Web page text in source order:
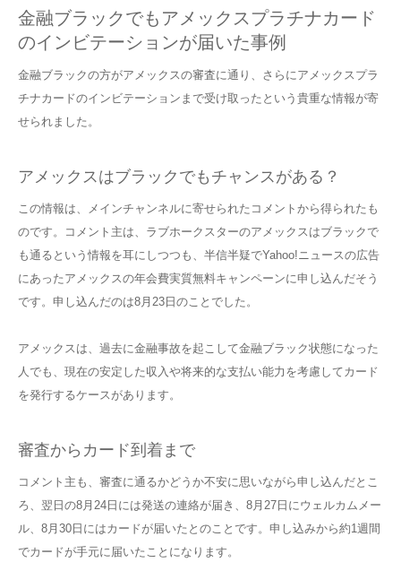
金融ブラックでもアメックスプラチナカード
のインビテーションが届いた事例
金融ブラックの方がアメックスの審査に通り、さらにアメックスプラ
チナカードのインビテーションまで受け取ったという貴重な情報が寄
せられました。
アメックスはブラックでもチャンスがある？
この情報は、メインチャンネルに寄せられたコメントから得られたも
のです。コメント主は、ラブホークスターのアメックスはブラックで
も通るという情報を耳にしつつも、半信半疑でYahoo!ニュースの広告
にあったアメックスの年会費実質無料キャンペーンに申し込んだそう
です。申し込んだのは8月23日のことでした。
アメックスは、過去に金融事故を起こして金融ブラック状態になった
人でも、現在の安定した収入や将来的な支払い能力を考慮してカード
を発行するケースがあります。
審査からカード到着まで
コメント主も、審査に通るかどうか不安に思いながら申し込んだとこ
ろ、翌日の8月24日には発送の連絡が届き、8月27日にウェルカムメー
ル、8月30日にはカードが届いたとのことです。申し込みから約1週間
でカードが手元に届いたことになります。